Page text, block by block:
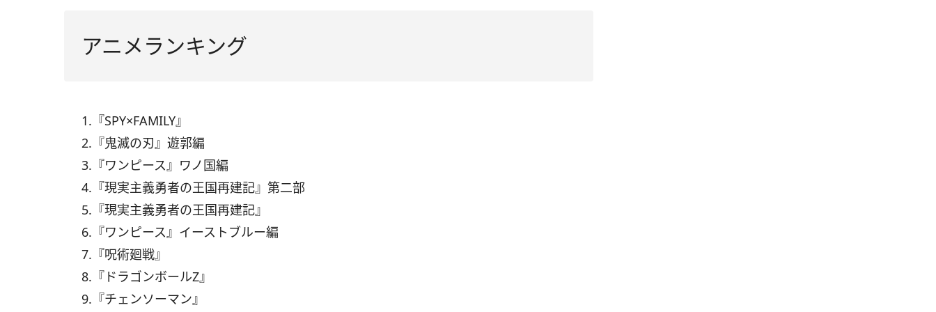
アニメランキング
1.『SPY×FAMILY』
2.『鬼滅の刃』遊郭編
3.『ワンピース』ワノ国編
4.『現実主義勇者の王国再建記』第二部
5.『現実主義勇者の王国再建記』
6.『ワンピース』イーストブルー編
7.『呪術廻戦』
8.『ドラゴンボールZ』
9.『チェンソーマン』